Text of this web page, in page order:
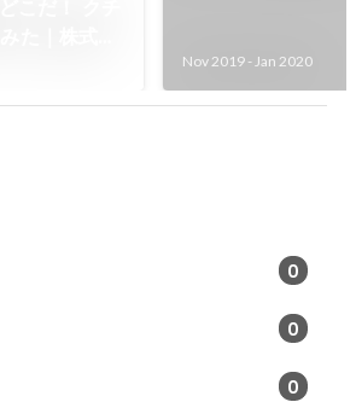
Nov 2019 -Jan 2020
0
0
0